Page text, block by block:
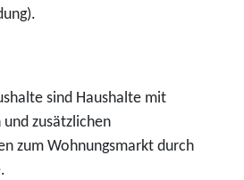
sind Haushalte mit
zusätzlichen
zum Wohnungsmarkt durch